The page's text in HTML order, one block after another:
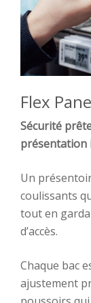
Flex
Sécurité
présentation
Un
coulissants
tout en
d’accès.
Chaque bac
ajustement